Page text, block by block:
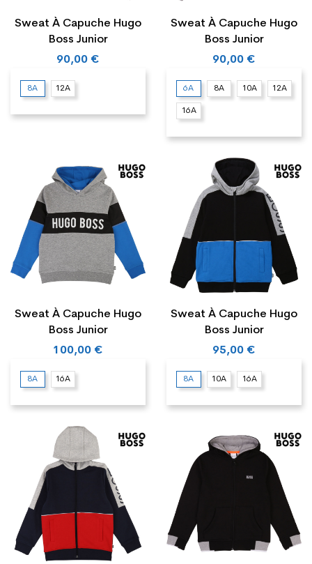
Sweat À Capuche Hugo
Boss Junior
90,00 €
8A 12A
Sweat À Capuche Hugo
Boss Junior
90,00 €
6A 8A 10A 12A
16A
Sweat À Capuche Hugo
Boss Junior
100,00 €
8A 16A
Sweat À Capuche Hugo
Boss Junior
95,00 €
8A 10A 16A